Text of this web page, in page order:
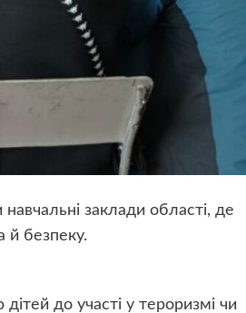
заклади області, де
й безпеку.
до участі у тероризмі чи